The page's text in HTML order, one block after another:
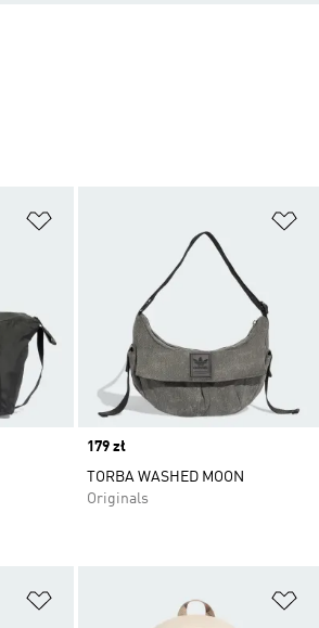
Price
179 zł
TORBA WASHED MOON
Originals
Dodaj do listy życzeń